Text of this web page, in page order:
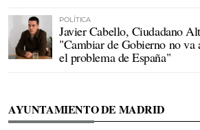
POLÍTICA
Javier Cabello, Ciudadano
"Cambiar de Gobierno no va
el problema de España"
AYUNTAMIENTO DE MADRID